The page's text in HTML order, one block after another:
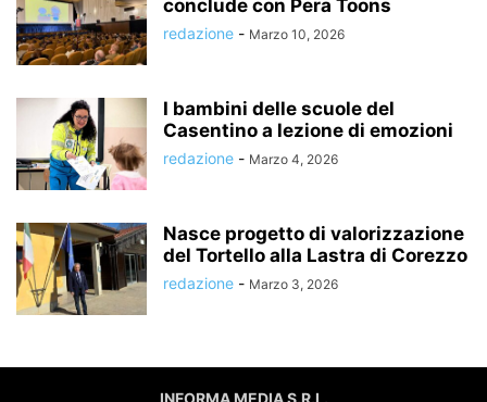
conclude con Pera Toons
redazione - Marzo 10, 2026
I bambini delle scuole del
Casentino a lezione di emozioni
redazione - Marzo 4, 2026
Nasce progetto di valorizzazione
del Tortello alla Lastra di Corezzo
redazione - Marzo 3, 2026